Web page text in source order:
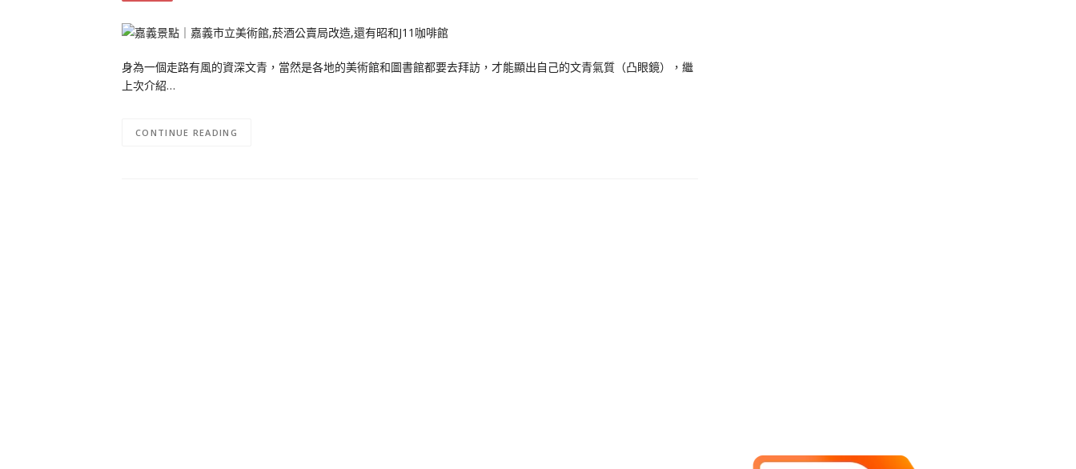
身為一個走路有風的資深文青，當然是各地的美術館和圖書館都要去拜訪，才能顯出自己的文青氣質（凸眼鏡），繼
上次介紹…
CONTINUE READING